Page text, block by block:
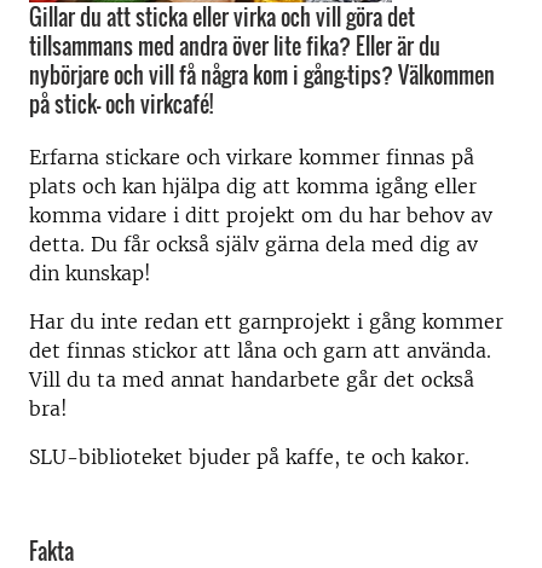
Gillar du att sticka eller virka och vill göra det
tillsammans med andra över lite fika? Eller är du
nybörjare och vill få några kom i gång-tips? Välkommen
på stick- och virkcafé!
Erfarna stickare och virkare kommer finnas på
plats och kan hjälpa dig att komma igång eller
komma vidare i ditt projekt om du har behov av
detta. Du får också själv gärna dela med dig av
din kunskap!
Har du inte redan ett garnprojekt i gång kommer
det finnas stickor att låna och garn att använda.
Vill du ta med annat handarbete går det också
bra!
SLU-biblioteket bjuder på kaffe, te och kakor.
Fakta